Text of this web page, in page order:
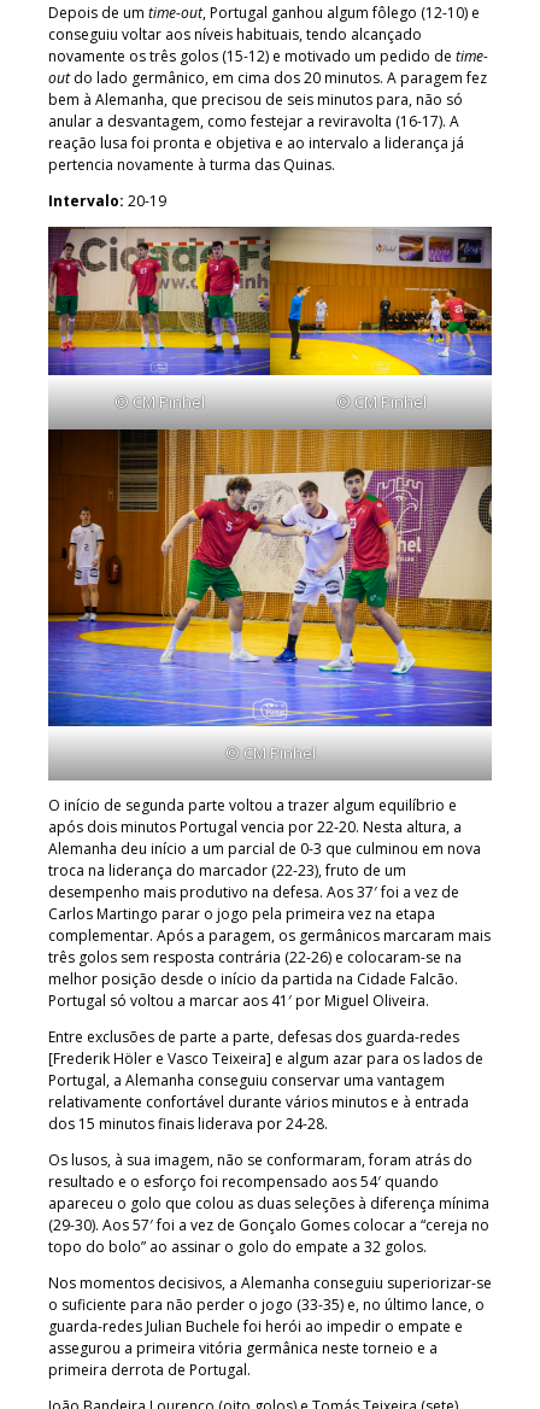
Depois de um time-out, Portugal ganhou algum fôlego (12-10) e
conseguiu voltar aos níveis habituais, tendo alcançado
novamente os três golos (15-12) e motivado um pedido de time-
outdo lado germânico, em cima dos 20 minutos. A paragem fez
bem à Alemanha, que precisou de seis minutos para, não só
anular a desvantagem, como festejar a reviravolta (16-17). A
reação lusa foi pronta e objetiva e ao intervalo a liderança já
pertencia novamente à turma das Quinas.
Intervalo: 20-19
© CM Pinhel © CM Pinhel
© CM Pinhel
O início de segunda parte voltou a trazer algum equilíbrio e
após dois minutos Portugal vencia por 22-20. Nesta altura, a
Alemanha deu início a um parcial de 0-3 que culminou em nova
troca na liderança do marcador (22-23), fruto de um
desempenho mais produtivo na defesa. Aos 37′ foi a vez de
Carlos Martingo parar o jogo pela primeira vez na etapa
complementar. Após a paragem, os germânicos marcaram mais
três golos sem resposta contrária (22-26) e colocaram-se na
melhor posição desde o início da partida na Cidade Falcão.
Portugal só voltou a marcar aos 41′ por Miguel Oliveira.
Entre exclusões de parte a parte, defesas dos guarda-redes
[Frederik Höler e Vasco Teixeira] e algum azar para os lados de
Portugal, a Alemanha conseguiu conservar uma vantagem
relativamente confortável durante vários minutos e à entrada
dos 15 minutos finais liderava por 24-28.
Os lusos, à sua imagem, não se conformaram, foram atrás do
resultado e o esforço foi recompensado aos 54′ quando
apareceu o golo que colou as duas seleções à diferença mínima
(29-30). Aos 57′ foi a vez de Gonçalo Gomes colocar a “cereja no
topo do bolo” ao assinar o golo do empate a 32 golos.
Nos momentos decisivos, a Alemanha conseguiu superiorizar-se
o suficiente para não perder o jogo (33-35) e, no último lance, o
guarda-redes Julian Buchele foi herói ao impedir o empate e
assegurou a primeira vitória germânica neste torneio e a
primeira derrota de Portugal.